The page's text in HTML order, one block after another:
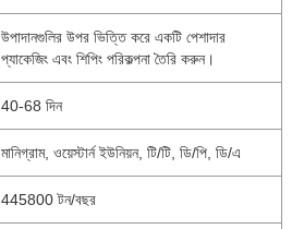
উপাদানগুলির উপর ভিত্তি করে একটি পেশাদার
প্যাকেজিং এবং শিপিং পরিকল্পনা তৈরি করুন।
40-68 দিন
মানিগ্রাম, ওয়েস্টার্ন ইউনিয়ন, টি/টি, ডি/পি, ডি/এ
445800 টন/বছর